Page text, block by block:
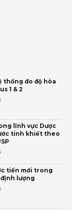
thống đo độ hòa
1 & 2
lĩnh vực Dược
tinh khiết theo
tiến mới trong
lượng